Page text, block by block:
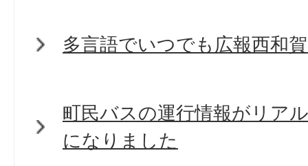
多言語でいつでも広報西和
町民バスの運行情報がリア
になりました